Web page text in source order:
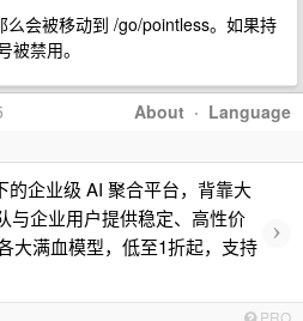
会被移动到 /go/pointless。如果持
禁用。
About · Language
企业级 AI 聚合平台，背靠大
与企业用户提供稳定、高性价
大满血模型，低至1折起，支持
›